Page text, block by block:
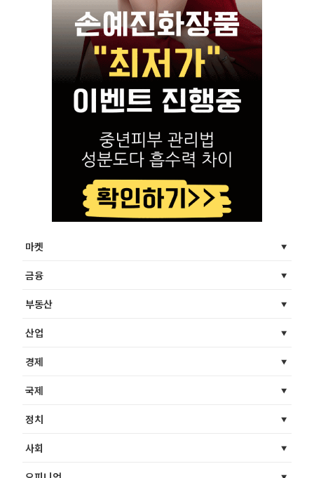
마켓
금융
부동산
산업
경제
국제
정치
사회